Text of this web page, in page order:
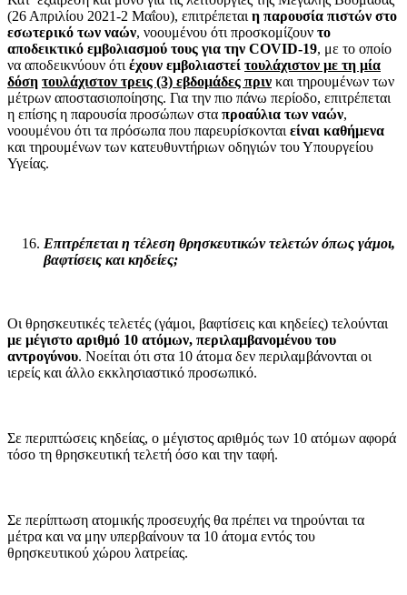
(26 Απριλίου 2021-2 Μαΐου), επιτρέπεται η παρουσία πιστών στο
εσωτερικό των ναών, νοουμένου ότι προσκομίζουν το
αποδεικτικό εμβολιασμού τους για την COVID-19, με το οποίο
να αποδεικνύουν ότι έχουν εμβολιαστεί τουλάχιστον με τη μία
δόση τουλάχιστον τρεις (3) εβδομάδες πριν και τηρουμένων των
μέτρων αποστασιοποίησης. Για την πιο πάνω περίοδο, επιτρέπεται
η επίσης η παρουσία προσώπων στα προαύλια των ναών,
νοουμένου ότι τα πρόσωπα που παρευρίσκονται είναι καθήμενα
και τηρουμένων των κατευθυντήριων οδηγιών του Υπουργείου
Υγείας.
Επιτρέπεται η τέλεση θρησκευτικών τελετών όπως γάμοι,
βαφτίσεις και κηδείες;
Οι θρησκευτικές τελετές (γάμοι, βαφτίσεις και κηδείες) τελούνται
με μέγιστο αριθμό 10 ατόμων, περιλαμβανομένου του
αντρογύνου. Νοείται ότι στα 10 άτομα δεν περιλαμβάνονται οι
ιερείς και άλλο εκκλησιαστικό προσωπικό.
Σε περιπτώσεις κηδείας, ο μέγιστος αριθμός των 10 ατόμων αφορά
τόσο τη θρησκευτική τελετή όσο και την ταφή.
Σε περίπτωση ατομικής προσευχής θα πρέπει να τηρούνται τα
μέτρα και να μην υπερβαίνουν τα 10 άτομα εντός του
θρησκευτικού χώρου λατρείας.